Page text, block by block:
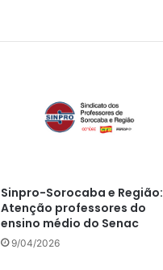
Sinpro-Sorocaba e Região:
Atenção professores do
ensino médio do Senac
9/04/2026